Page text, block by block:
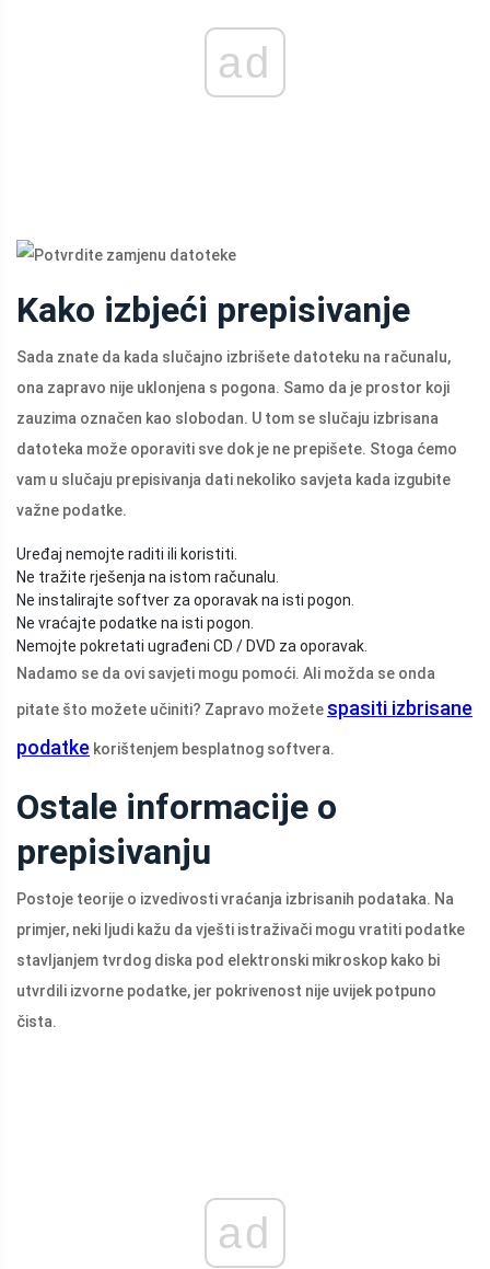
ad
Kako izbjeći prepisivanje
Sada znate da kada slučajno izbrišete datoteku na računalu,
ona zapravo nije uklonjena s pogona. Samo da je prostor koji
zauzima označen kao slobodan. U tom se slučaju izbrisana
datoteka može oporaviti sve dok je ne prepišete. Stoga ćemo
vam u slučaju prepisivanja dati nekoliko savjeta kada izgubite
važne podatke.
Uređaj nemojte raditi ili koristiti.
Ne tražite rješenja na istom računalu.
Ne instalirajte softver za oporavak na isti pogon.
Ne vraćajte podatke na isti pogon.
Nemojte pokretati ugrađeni CD / DVD za oporavak.
Nadamo se da ovi savjeti mogu pomoći. Ali možda se onda
pitate što možete učiniti? Zapravo možete spasiti izbrisane
podatke korištenjem besplatnog softvera.
Ostale informacije o
prepisivanju
Postoje teorije o izvedivosti vraćanja izbrisanih podataka. Na
primjer, neki ljudi kažu da vješti istraživači mogu vratiti podatke
stavljanjem tvrdog diska pod elektronski mikroskop kako bi
utvrdili izvorne podatke, jer pokrivenost nije uvijek potpuno
čista.
ad